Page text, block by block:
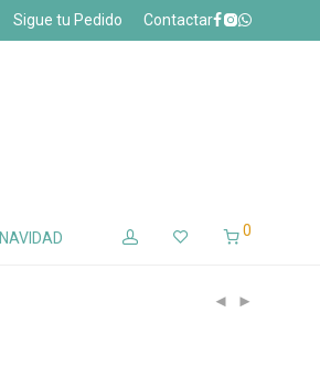
Sigue tu Pedido Contactar
NAVIDAD 0